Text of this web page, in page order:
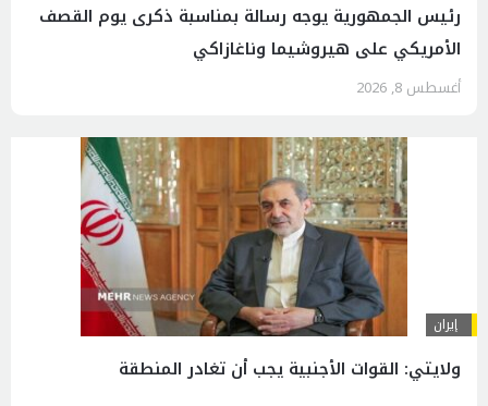
رئیس الجمهوریة يوجه رسالة بمناسبة ذكرى يوم القصف
الأمريكي على هيروشيما وناغازاكي
أغسطس 8, 2026
إيران
ولايتي: القوات الأجنبية يجب أن تغادر المنطقة